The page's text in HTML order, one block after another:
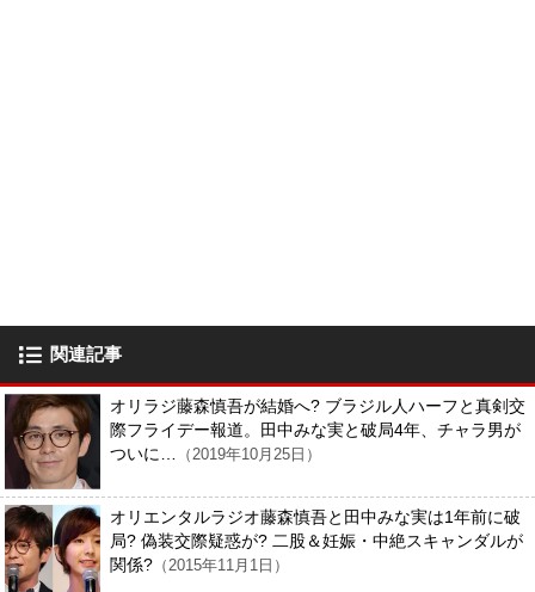
関連記事
オリラジ藤森慎吾が結婚へ? ブラジル人ハーフと真剣交
際フライデー報道。田中みな実と破局4年、チャラ男が
ついに…
（2019年10月25日）
オリエンタルラジオ藤森慎吾と田中みな実は1年前に破
局? 偽装交際疑惑が? 二股＆妊娠・中絶スキャンダルが
関係? （2015年11月1日）